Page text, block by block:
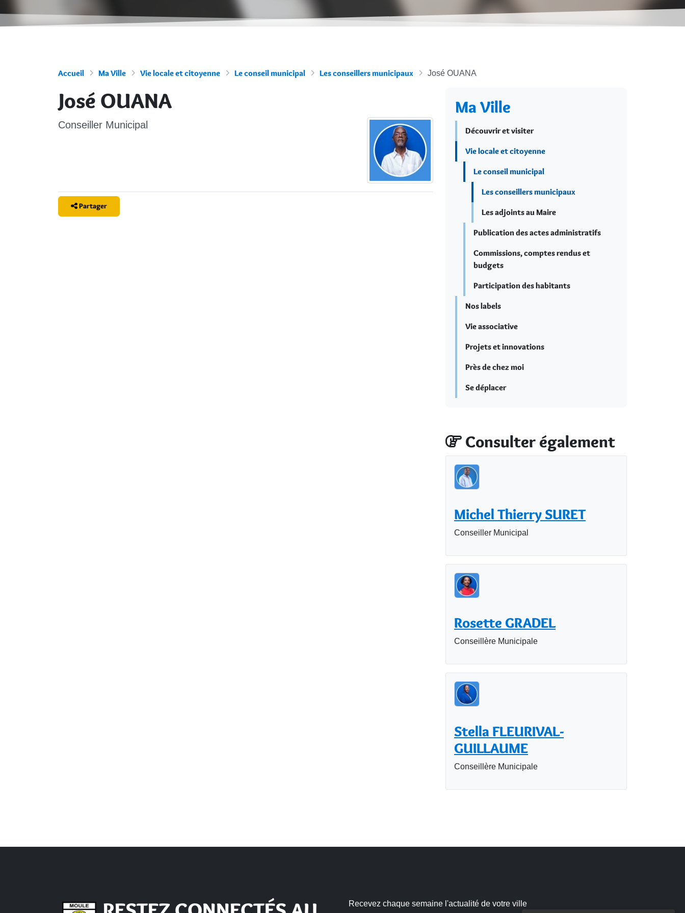
Accueil Ma Ville Vie locale et citoyenne Le conseil municipal Les conseillers municipaux José OUANA
José OUANA
Conseiller Municipal
Partager
Ma Ville
Découvrir et visiter
Vie locale et citoyenne
Le conseil municipal
Les conseillers municipaux
Les adjoints au Maire
Publication des actes administratifs
Commissions, comptes rendus et
budgets
Participation des habitants
Nos labels
Vie associative
Projets et innovations
Près de chez moi
Se déplacer
Consulter également
Michel Thierry SURET
Conseiller Municipal
Rosette GRADEL
Conseillère Municipale
Stella FLEURIVAL-
GUILLAUME
Conseillère Municipale
Recevez chaque semaine l'actualité de votre ville